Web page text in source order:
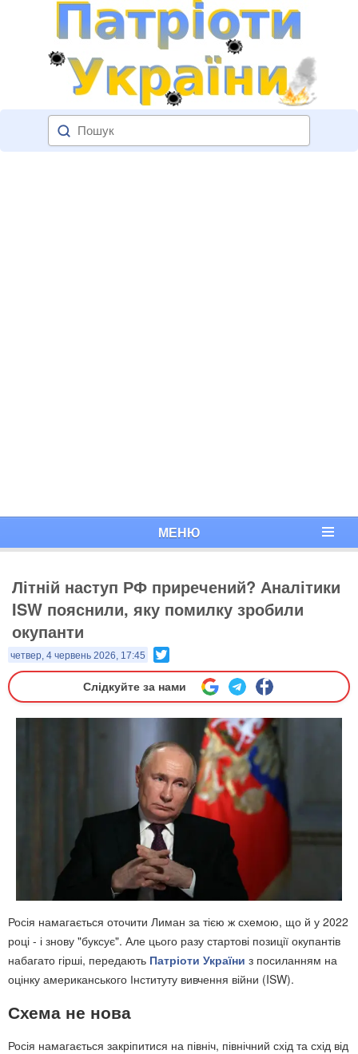
МЕНЮ
Літній наступ РФ приречений? Аналітики
ISW пояснили, яку помилку зробили
окупанти
четвер, 4 червень 2026, 17:45
Слідкуйте за нами
Росія намагається оточити Лиман за тією ж схемою, що й у 2022
році - і знову "буксує". Але цього разу стартові позиції окупантів
набагато гірші, передають Патріоти України з посиланням на
оцінку американського Інституту вивчення війни (ISW).
Схема не нова
Росія намагається закріпитися на північ, північний схід та схід від